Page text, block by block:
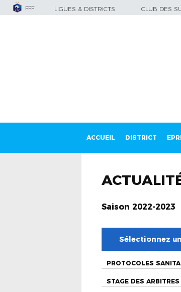
FFF LIGUES & DISTRICTS CLUB DES
ACCUEIL DISTRICT
Saison 2022-2023
Sélectionnez
PROTOCOLES
STAGE DES ARBITRES